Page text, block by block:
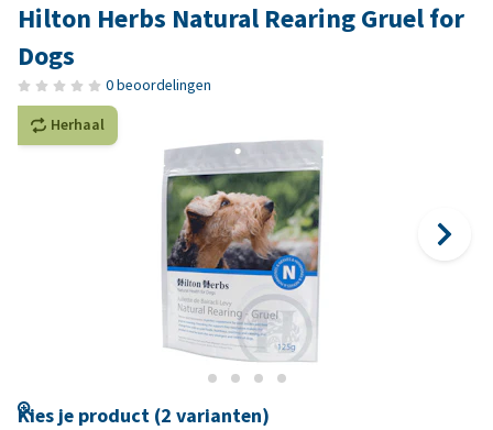
Hilton Herbs Natural Rearing Gruel for
Dogs
0 beoordelingen
Herhaal
Kies je product (2 varianten)